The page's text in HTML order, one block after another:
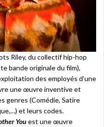
Riley, du collectif hip-hop
bande originale du film),
des employés d’une
une œuvre inventive et
genres (Comédie, Satire
et leurs codes.
Youest une œuvre